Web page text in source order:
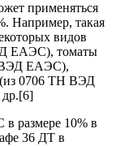
применяться
Например, такая
видов
ЕАЭС), томаты
ВЭД ЕАЭС),
0706 ТН ВЭД
размере 10% в
36 ДТ в